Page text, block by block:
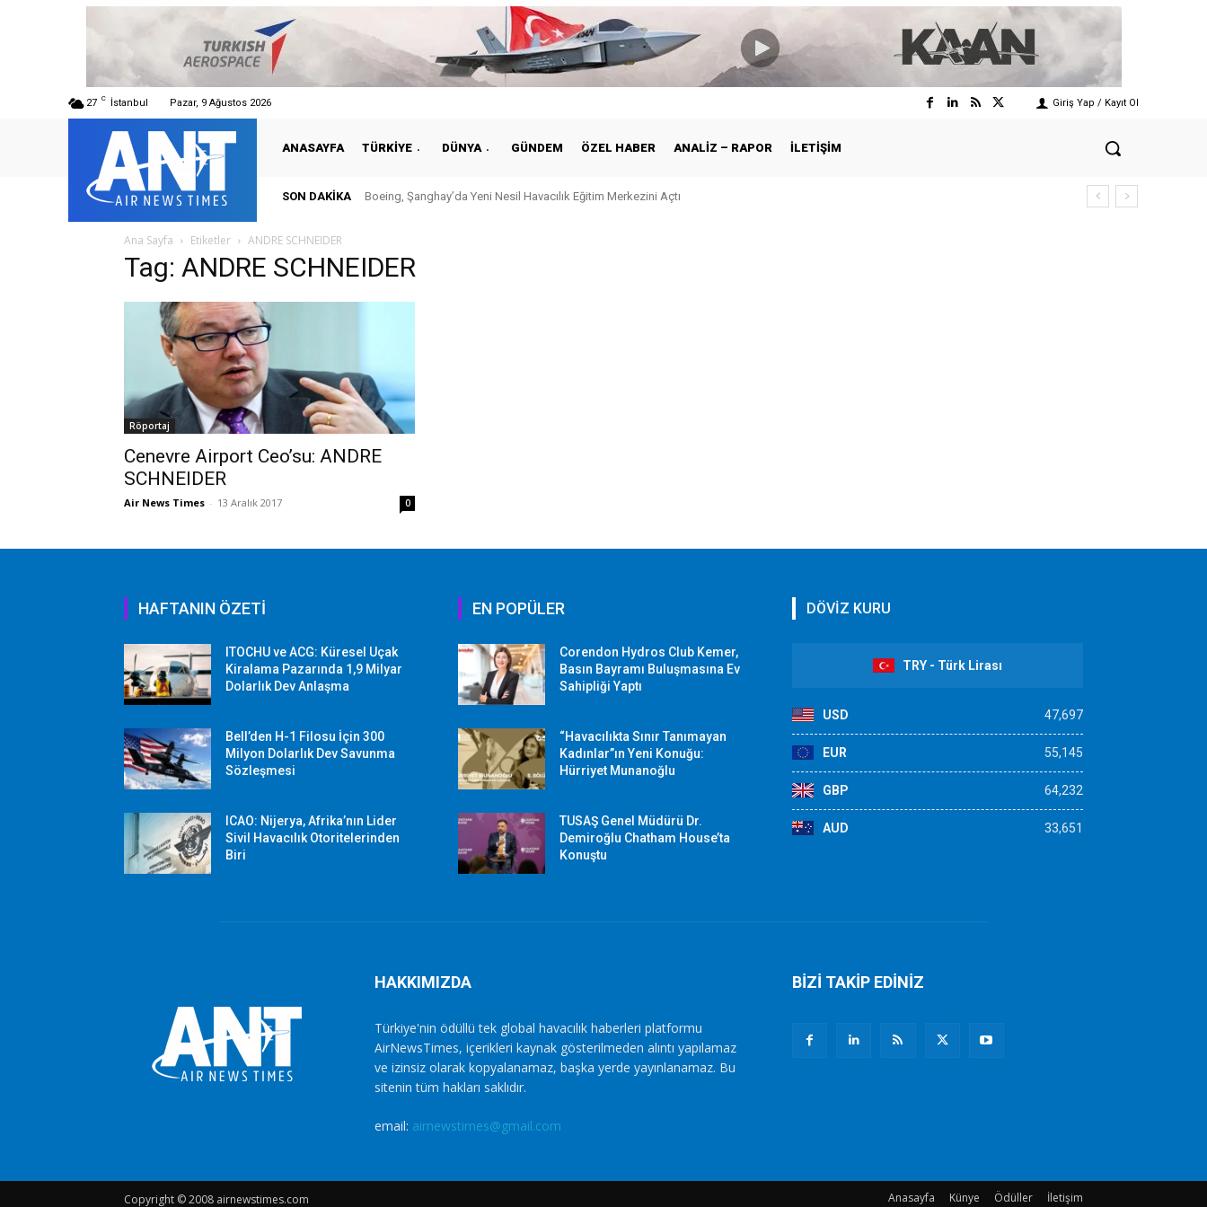
27 C İstanbul Pazar, 9 Ağustos 2026 Giriş Yap / Kayıt Ol
ANASAYFA TÜRKIYE DÜNYA GÜNDEM ÖZEL HABER ANALIZ – RAPOR İLETIŞIM
SON DAKIKA Boeing, Şanghay’da Yeni Nesil Havacılık Eğitim Merkezini Açtı
Ana Sayfa Etiketler ANDRE SCHNEIDER
Tag: ANDRE SCHNEIDER
Röportaj
Cenevre Airport Ceo’su: ANDRE
SCHNEIDER
Air News Times - 13 Aralık 2017 0
HAFTANIN ÖZETİ
ITOCHU ve ACG: Küresel Uçak
Kiralama Pazarında 1,9 Milyar
Dolarlık Dev Anlaşma
Bell’den H-1 Filosu İçin 300
Milyon Dolarlık Dev Savunma
Sözleşmesi
ICAO: Nijerya, Afrika’nın Lider
Sivil Havacılık Otoritelerinden
Biri
EN POPÜLER
Corendon Hydros Club Kemer,
Basın Bayramı Buluşmasına Ev
Sahipliği Yaptı
“Havacılıkta Sınır Tanımayan
Kadınlar”ın Yeni Konuğu:
Hürriyet Munanoğlu
TUSAŞ Genel Müdürü Dr.
Demiroğlu Chatham House’ta
Konuştu
DÖVİZ KURU
TRY - Türk Lirası
USD 47,697
EUR 55,145
GBP 64,232
AUD 33,651
HAKKIMIZDA
Türkiye'nin ödüllü tek global havacılık haberleri platformu
AirNewsTimes, içerikleri kaynak gösterilmeden alıntı yapılamaz
ve izinsiz olarak kopyalanamaz, başka yerde yayınlanamaz. Bu
sitenin tüm hakları saklıdır.
email: airnewstimes@gmail.com
BİZİ TAKİP EDİNİZ
Copyright © 2008 airnewstimes.com Anasayfa Künye Ödüller İletişim